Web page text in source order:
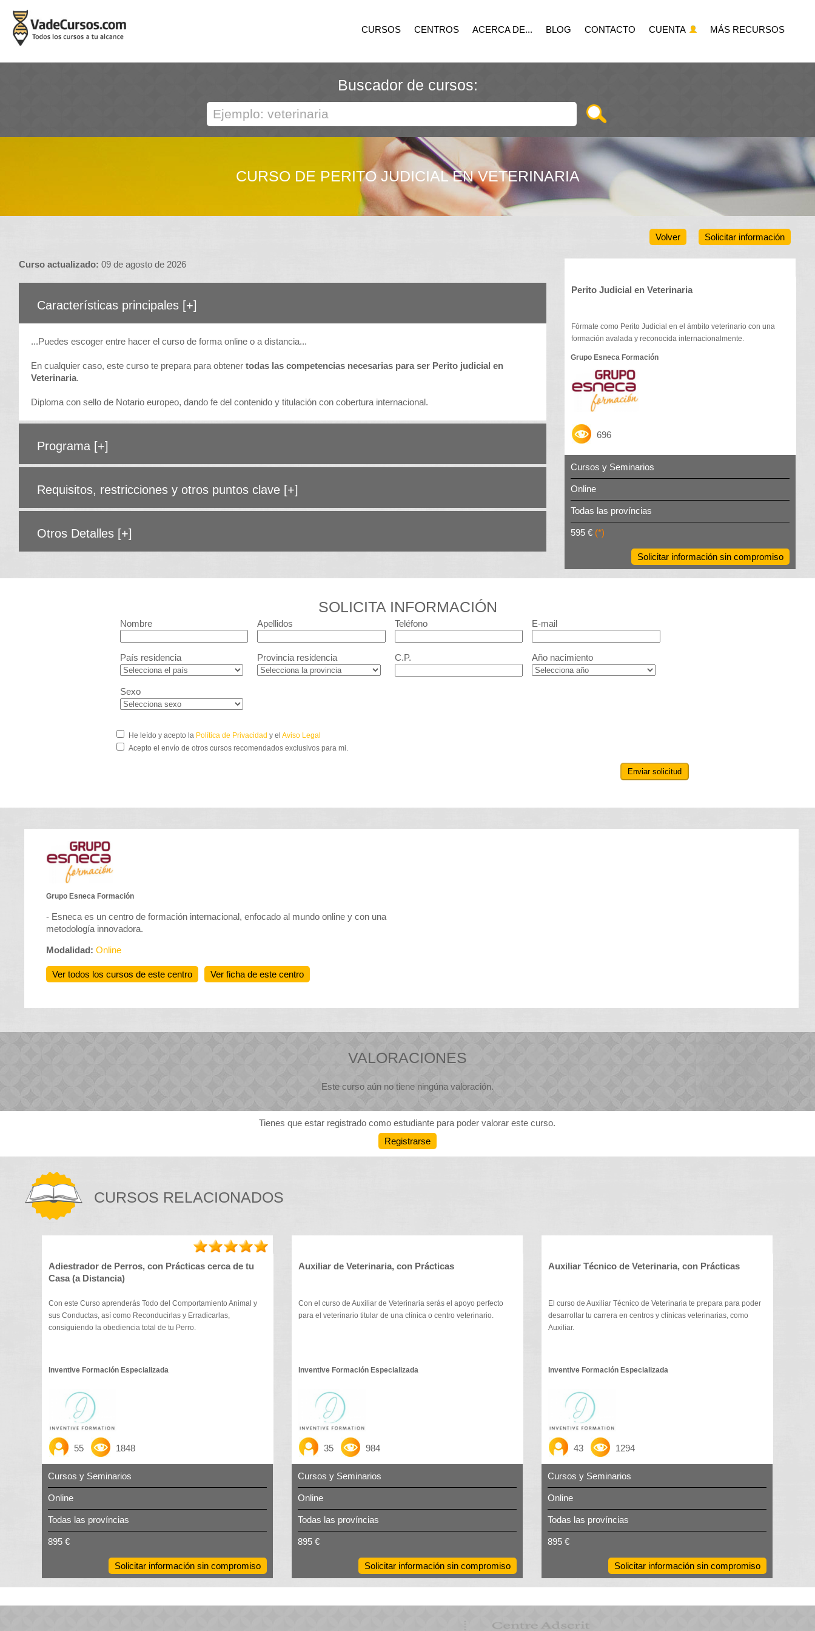
CURSOS CENTROS ACERCA DE... BLOG CONTACTO CUENTA MÁS RECURSOS
Buscador de cursos:
CURSO DE PERITO JUDICIAL EN VETERINARIA
Solicitar información
Volver
Curso actualizado: 09 de agosto de 2026
Características principales [+]
...Puedes escoger entre hacer el curso de forma online o a distancia...
En cualquier caso, este curso te prepara para obtenertodas las competencias necesarias para ser Perito judicial en
Veterinaria.
Diploma con sello de Notario europeo, dando fe del contenido y titulación con cobertura internacional.
Programa [+]
Requisitos, restricciones y otros puntos clave [+]
Otros Detalles [+]
Perito Judicial en Veterinaria
Fórmate como Perito Judicial en el ámbito veterinario con una
formación avalada y reconocida internacionalmente.
Grupo Esneca Formación
696
Cursos y Seminarios
Online
Todas las províncias
595 € (*)
Solicitar información sin compromiso
SOLICITA INFORMACIÓN
Nombre Apellidos Teléfono E-mail
País residencia Provincia residencia C.P. Año nacimiento
Sexo
He leído y acepto la Política de Privacidad y elAviso Legal
Acepto el envío de otros cursos recomendados exclusivos para mi.
Enviar solicitud
Grupo Esneca Formación
- Esneca es un centro de formación internacional, enfocado al mundo online y con una
metodología innovadora.
Modalidad:Online
Ver todos los cursos de este centro Ver ficha de este centro
VALORACIONES
Este curso aún no tiene ningúna valoración.
Tienes que estar registrado como estudiante para poder valorar este curso.
Registrarse
CURSOS RELACIONADOS
Adiestrador de Perros, con Prácticas cerca de tu
Casa (a Distancia)
Con este Curso aprenderás Todo del Comportamiento Animal y
sus Conductas, así como Reconducirlas y Erradicarlas,
consiguiendo la obediencia total de tu Perro.
Inventive Formación Especializada
55 1848
Cursos y Seminarios
Online
Todas las províncias
895 €
Solicitar información sin compromiso
Auxiliar de Veterinaria, con Prácticas
Con el curso de Auxiliar de Veterinaria serás el apoyo perfecto
para el veterinario titular de una clínica o centro veterinario.
Inventive Formación Especializada
35 984
Cursos y Seminarios
Online
Todas las províncias
895 €
Solicitar información sin compromiso
Auxiliar Técnico de Veterinaria, con Prácticas
El curso de Auxiliar Técnico de Veterinaria te prepara para poder
desarrollar tu carrera en centros y clínicas veterinarias, como
Auxiliar.
Inventive Formación Especializada
43 1294
Cursos y Seminarios
Online
Todas las províncias
895 €
Solicitar información sin compromiso